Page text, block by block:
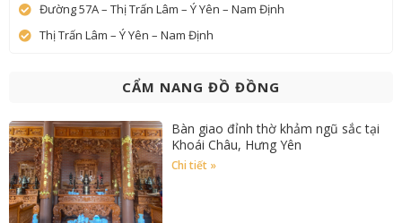
Đường 57A – Thị Trấn Lâm – Ý Yên – Nam Định
Thị Trấn Lâm – Ý Yên – Nam Định
CẨM NANG ĐỒ ĐỒNG
Bàn giao đỉnh thờ khảm ngũ sắc tại
Khoái Châu, Hưng Yên
Chi tiết »